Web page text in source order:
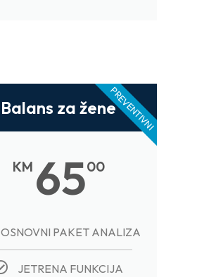
Balans za žene
KM 6500
OSNOVNI PAKET ANALIZA
JETRENA FUNKCIJA
PREVENTIVNI